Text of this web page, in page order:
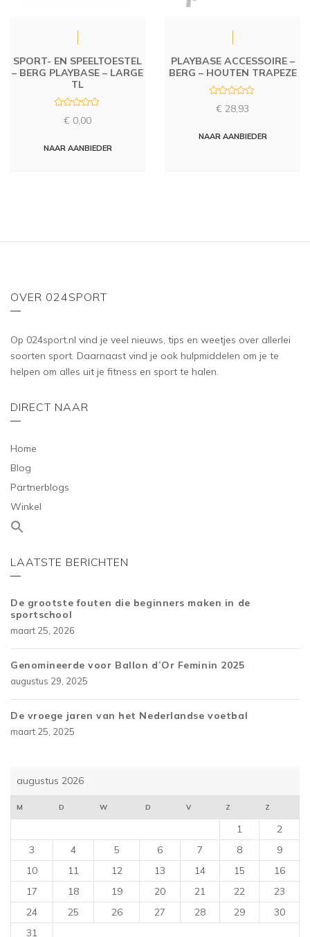
SPORT- EN SPEELTOESTEL
– BERG PLAYBASE – LARGE
TL
d
€ 0,00
NAAR AANBIEDER
PLAYBASE ACCESSOIRE –
BERG – HOUTEN TRAPEZE
d
€ 28,93
NAAR AANBIEDER
OVER 024SPORT
Op 024sport.nl vind je veel nieuws, tips en weetjes over allerlei
soorten sport. Daarnaast vind je ook hulpmiddelen om je te
helpen om alles uit je fitness en sport te halen.
DIRECT NAAR
Home
Blog
Partnerblogs
Winkel
LAATSTE BERICHTEN
De grootste fouten die beginners maken in de
sportschool
maart 25, 2026
Genomineerde voor Ballon d’Or Feminin 2025
augustus 29, 2025
De vroege jaren van het Nederlandse voetbal
maart 25, 2025
augustus 2026
M D W D V Z Z
1
2
3
4 5 6 7 8
9
10
11 12 13 14 15
16
17
18 19 20 21 22
23
24
25 26 27 28 29
30
31